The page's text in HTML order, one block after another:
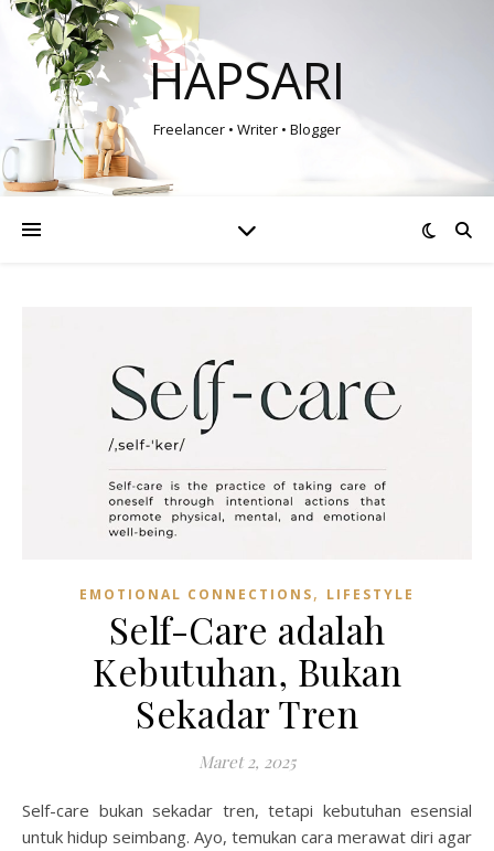
HAPSARI
Freelancer • Writer • Blogger
EMOTIONAL CONNECTIONS, LIFESTYLE
Self-Care adalah
Kebutuhan, Bukan
Sekadar Tren
Maret 2, 2025
Self-care bukan sekadar tren, tetapi kebutuhan esensial
untuk hidup seimbang. Ayo, temukan cara merawat diri agar